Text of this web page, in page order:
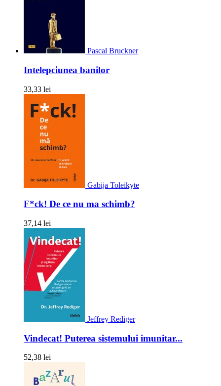
Pascal Bruckner
Intelepciunea banilor
33,33 lei
Gabija Toleikyte
F*ck! De ce nu ma schimb?
37,14 lei
Jeffrey Rediger
Vindecat! Puterea sistemului imunitar...
52,38 lei